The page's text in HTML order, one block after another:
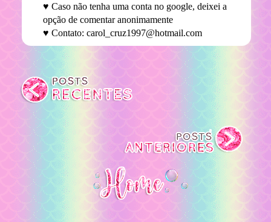
♥ Caso não tenha uma conta no google, deixei a
opção de comentar anonimamente
♥ Contato: carol_cruz1997@hotmail.com